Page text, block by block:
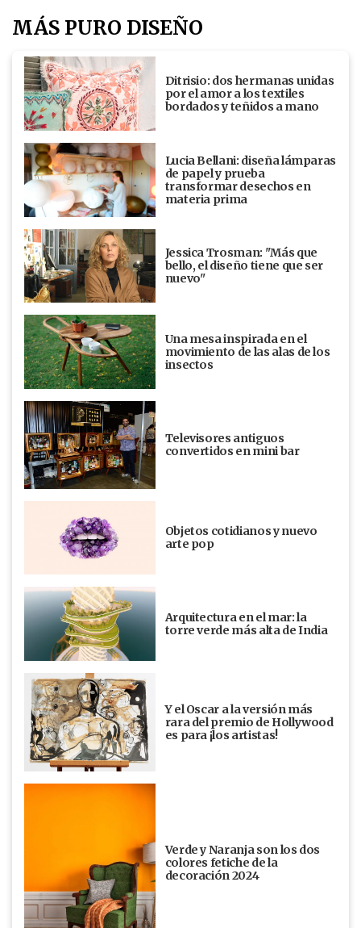
MÁS PURO DISEÑO
Ditrisio: dos hermanas unidas
por el amor a los textiles
bordados y teñidos a mano
Lucia Bellani: diseña lámparas
de papel y prueba
transformar desechos en
materia prima
Jessica Trosman: "Más que
bello, el diseño tiene que ser
nuevo"
Una mesa inspirada en el
movimiento de las alas de los
insectos
Televisores antiguos
convertidos en mini bar
Objetos cotidianos y nuevo
arte pop
Arquitectura en el mar: la
torre verde más alta de India
Y el Oscar a la versión más
rara del premio de Hollywood
es para ¡los artistas!
Verde y Naranja son los dos
colores fetiche de la
decoración 2024